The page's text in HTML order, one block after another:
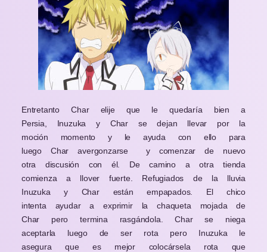
Entretanto Char elije que le quedaría bien a
Persia, Inuzuka y Char se dejan llevar por la
moción momento y le ayuda con ello para
luego Char avergonzarse y comenzar de nuevo
otra discusión con él. De camino a otra tienda
comienza a llover fuerte. Refugiados de la lluvia
Inuzuka y Char están empapados. El chico
intenta ayudar a exprimir la chaqueta mojada de
Char pero termina rasgándola. Char se niega
aceptarla luego de ser rota pero Inuzuka le
asegura que es mejor colocársela rota que